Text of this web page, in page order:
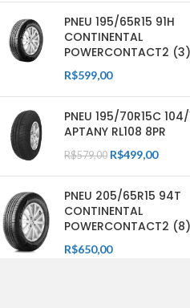
PNEU 195/65R15 91H
CONTINENTAL
POWERCONTACT2 (3)
R$599,00
PNEU 195/70R15C
APTANY RL108 8PR
R$579,00 R$499,00
PNEU 205/65R15 94T
CONTINENTAL
POWERCONTACT2 (8)
R$650,00